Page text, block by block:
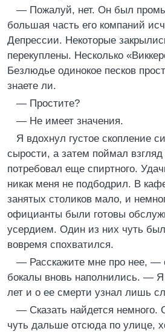
— Пожалуй, нет. Он был
большая часть его компаний
Депрессии. Некоторые
перекуплены. Несколько
Безлюдье одинокое песков
знаете ли.
— Простите?
— Не имеет значения.
Я вдохнул густое скопление
сырости, а затем поймал
потребовал еще спиртного.
никак меня не подбодрил. В
занятых столиков мало, и
официанты были готовы
усердием. Один из них чуть
вовремя спохватился.
— Расскажите мне про нее, —
бокалы вновь наполнились. — Я
лет и о ее смерти узнал лишь
— Сказать найдется немного.
чуть дальше отсюда по улице,